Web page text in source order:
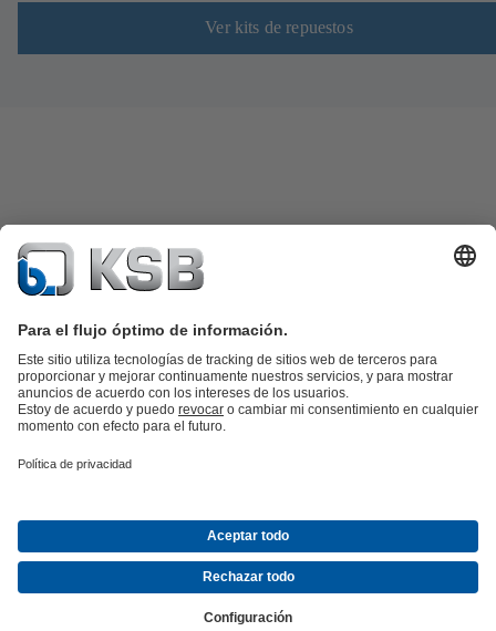
Ver kits de repuestos
Catálogo de productos
IndustriaEdificacion
EmpresaEventosPrensaEmpleoRedes sociales